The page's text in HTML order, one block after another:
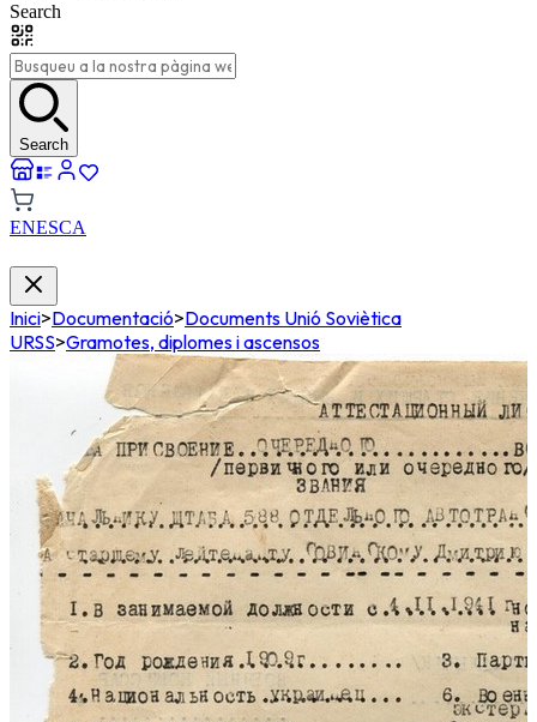
Search
Search
ENESCA
Inici>Documentació>Documents Unió Soviètica
URSS>Gramotes, diplomes i ascensos